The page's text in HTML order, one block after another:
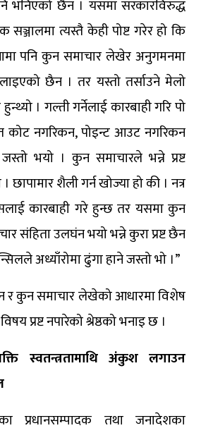
भनिएको छैन । यसमा सरकारविरुद्ध
त्यस्तै केही पोष्ट गरेर हो कि
पनि कुन समाचार लेखेर अनुगमनमा
छैन । तर यस्तो तर्साउने मेलो
। गल्ती गर्नेलाई कारबाही गरि पो
कोट नगरिकन, पोइन्ट आउट नगरिकन
भयो । कुन समाचारले भन्ने प्रष्ट
छापामार शैली गर्न खोज्या हो की । नत्र
कारबाही गरे हुन्छ तर यसमा कुन
संहिता उलघंन भयो भन्ने कुरा प्रष्ट छैन
अध्याँरोमा ढुंगा हाने जस्तो भो ।”
र कुन समाचार लेखेको आधारमा विशेष
प्रष्ट नपारेको श्रेष्ठको भनाइ छ ।
स्वतन्त्रतामाथि अंकुश लगाउन
प्रधानसम्पादक तथा जनादेशका